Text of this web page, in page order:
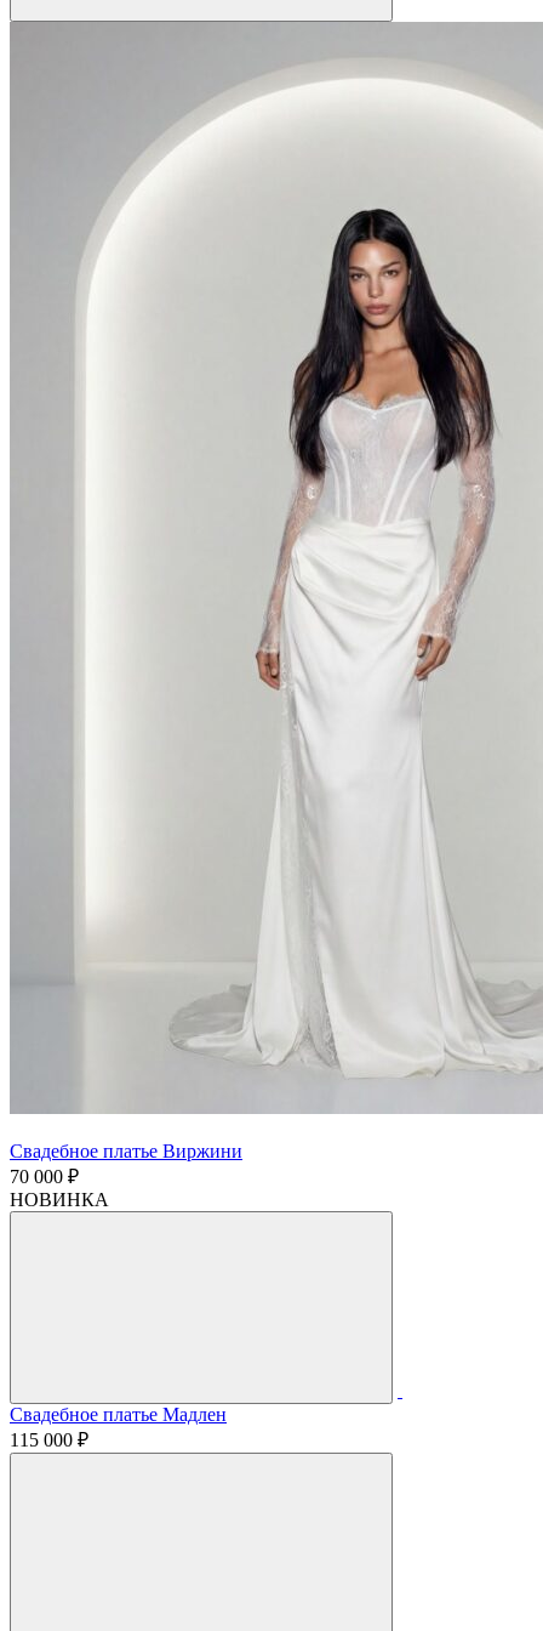
Свадебное платье Виржини
70 000 ₽
НОВИНКА
Свадебное платье Мадлен
115 000 ₽